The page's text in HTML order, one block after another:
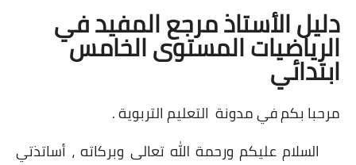
دليل الأستاذ مرجع المفيد في
الرياضيات المستوى الخامس
ابتدائي
مرحبا بكم في مدونة التعليم التربوية .
السلام عليكم ورحمة الله تعالى وبركاته ، أساتذتي